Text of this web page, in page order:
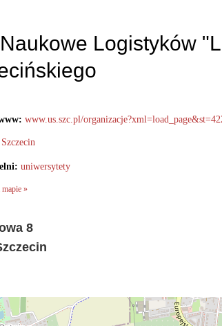
Naukowe Logistyków
www.us.szc.pl/
Szczecin
uniwersytety
mapie »
8